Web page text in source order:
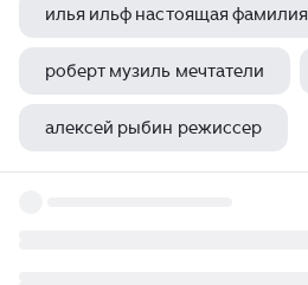
илья ильф настоящая фамилия
роберт музиль мечтатели
алексей рыбин режиссер